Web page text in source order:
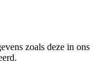
zoals deze in ons